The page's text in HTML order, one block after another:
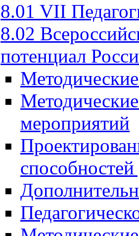
8.01 VII
8.02
потенциал
мероприятий